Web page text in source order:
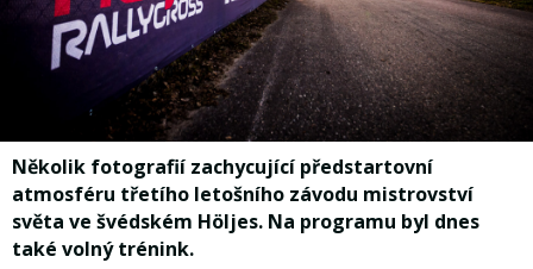
Několik fotografií zachycující předstartovní
atmosféru třetího letošního závodu mistrovství
světa ve švédském Höljes. Na programu byl dnes
také volný trénink.